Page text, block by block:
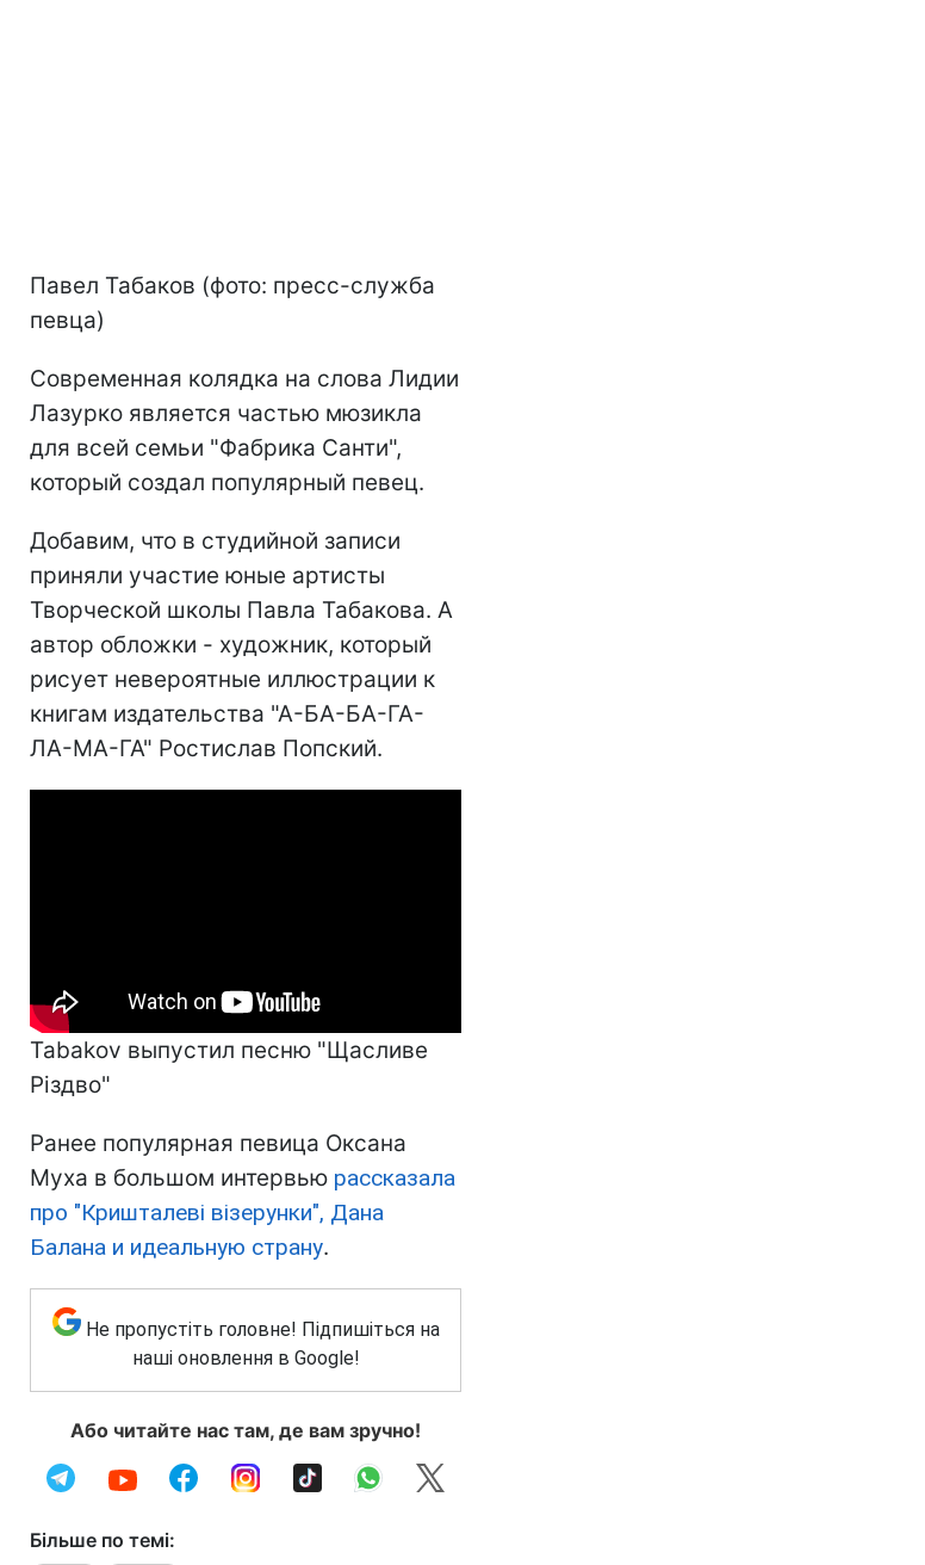
Павел Табаков (фото: пресс-служба
певца)
Современная колядка на слова Лидии
Лазурко является частью мюзикла
для всей семьи "Фабрика Санти",
который создал популярный певец.
Добавим, что в студийной записи
приняли участие юные артисты
Творческой школы Павла Табакова. А
автор обложки - художник, который
рисует невероятные иллюстрации к
книгам издательства "А-БА-БА-ГА-
ЛА-МА-ГА" Ростислав Попский.
Tabakov выпустил песню "Щасливе
Різдво"
Ранее популярная певица Оксана
Муха в большом интервью рассказала
про "Кришталеві візерунки", Дана
Балана и идеальную страну.
Не пропустіть головне! Підпишіться на
наші оновлення в Google!
Або читайте нас там, де вам зручно!
Більше по темі: